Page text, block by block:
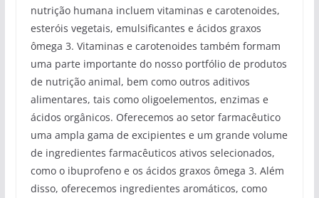
nutrição humana incluem vitaminas e carotenoides,
esteróis vegetais, emulsificantes e ácidos graxos
ômega 3. Vitaminas e carotenoides também formam
uma parte importante do nosso portfólio de produtos
de nutrição animal, bem como outros aditivos
alimentares, tais como oligoelementos, enzimas e
ácidos orgânicos. Oferecemos ao setor farmacêutico
uma ampla gama de excipientes e um grande volume
de ingredientes farmacêuticos ativos selecionados,
como o ibuprofeno e os ácidos graxos ômega 3. Além
disso, oferecemos ingredientes aromáticos, como